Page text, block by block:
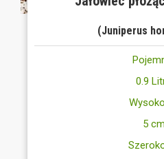
(Juniperus
0.9
5 cm